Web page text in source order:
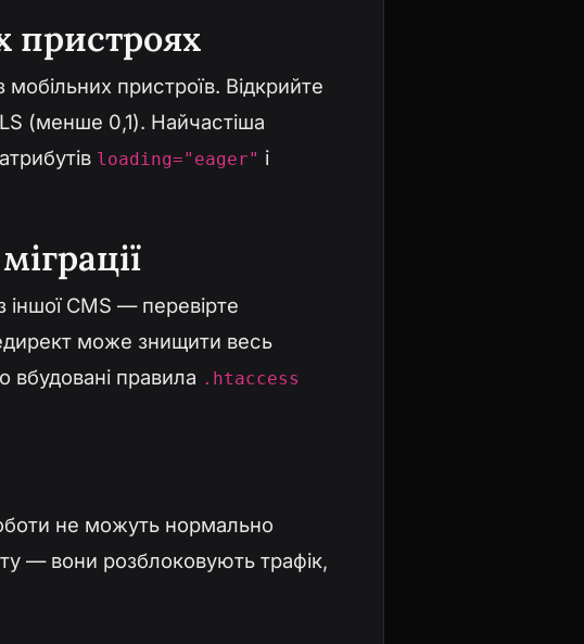
пристроях
пристроїв. Відкрийте
(менше 0,1). Найчастіша
loading="eager" і
CMS — перевірте
може знищити весь
вбудовані правила .htaccess
не можуть нормально
— вони розблоковують трафік,